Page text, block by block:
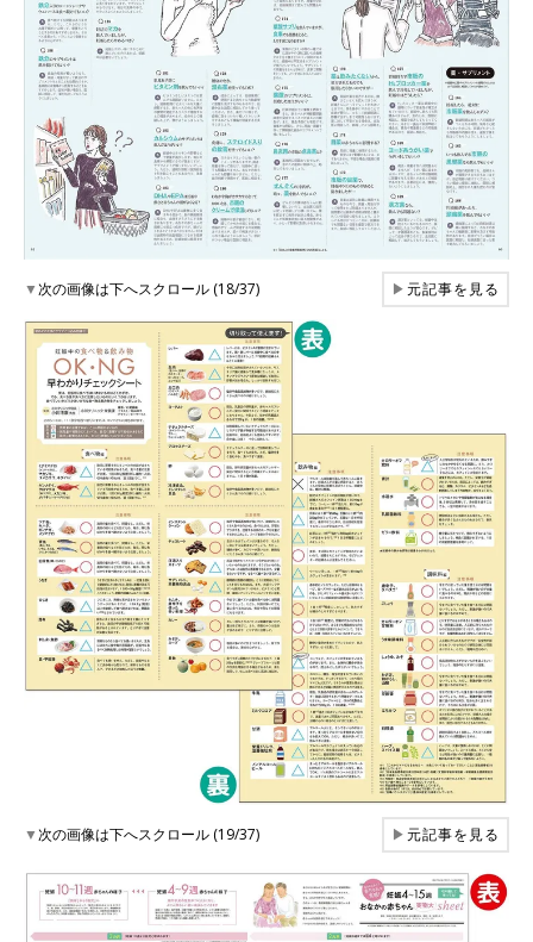
▼次の画像は下へスクロール (18/37) ▶元記事を見る
▼次の画像は下へスクロール (19/37) ▶元記事を見る